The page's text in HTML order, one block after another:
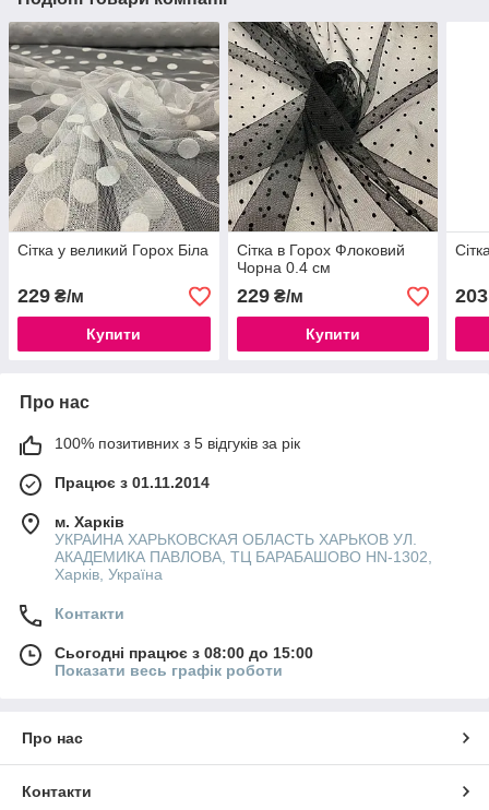
Сітка у великий Горох Біла
229 ₴/м
Купити
Сітка в Горох Флоковий
Чорна 0.4 см
229₴/м
Купити
203
Про нас
100% позитивних з 5 відгуків за рік
Працює з 01.11.2014
м. Харків
УКРАИНА ХАРЬКОВСКАЯ ОБЛАСТЬ ХАРЬКОВ УЛ.
АКАДЕМИКА ПАВЛОВА, ТЦ БАРАБАШОВО HN-1302,
Харків, Україна
Контакти
Сьогодні працює з 08:00 до 15:00
Показати весь графік роботи
Про нас
Контакти